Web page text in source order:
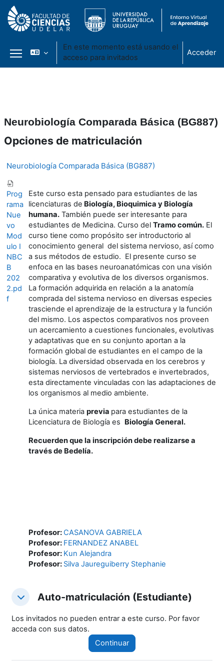
Panel lateral
En este momento está usando el
acceso para invitados
Acceder
Neurobiología Comparada Básica (BG887)
Opciones de matriculación
Neurobiología Comparada Básica (BG887)
Prog
rama
Nue
vo
Mod
ulo I
NBC
B
202
2.pd
f
Este curso esta pensado para estudiantes de las
licenciaturas de Biología, Bioquimica y Biología
humana. También puede ser interesante para
estudiantes de Medicina. Curso del Tramo común. El
curso tiene como propósito ser introductorio al
conocimiento general del sistema nervioso, así como
a sus métodos de estudio. El presente curso se
enfoca en las bases neuroanatómicas con una visión
comparativa y evolutiva de los diversos organismos.
La formación adquirida en relación a la anatomía
comprada del sistema nervioso en diversas especies
trasciende el aprendizaje de la estructura y la función
del mismo. Los aspectos comparativos nos proveen
un acercamiento a cuestiones funcionales, evolutivas
y adaptativas que en su conjunto aportan a la
formación global de estudiantes en el campo de la
biología. La diversidad observada en los cerebros y
sistemas nerviosos de vertebrados e invertebrados,
esta directamente vinculadas con las adaptaciones de
los organismos al medio ambiente.
La única materia previa para estudiantes de la
Licenciatura de Biología es Biología General.
Recuerden que la inscripción debe realizarse a
través de Bedelía.
Profesor:CASANOVA GABRIELA
Profesor: FERNANDEZ ANABEL
Profesor: Kun Alejandra
Profesor: Silva Jaureguiberry Stephanie
Auto-matriculación (Estudiante)
Auto-matriculación (Estudiante)
Auto-matriculación (Estudiante)
Los invitados no pueden entrar a este curso. Por favor
acceda con sus datos.
Continuar